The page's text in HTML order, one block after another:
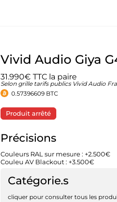
Vivid Audio Giya
31.990€ TTC la paire
Selon grille tarifs publics Vivid Audio
0.57396609 BTC
Produit arrêté
Précisions
Couleurs RAL sur mesure : +2.500€
Couleu AV Blackout : +3.500€
Catégorie.s
cliquer pour consulter tous les